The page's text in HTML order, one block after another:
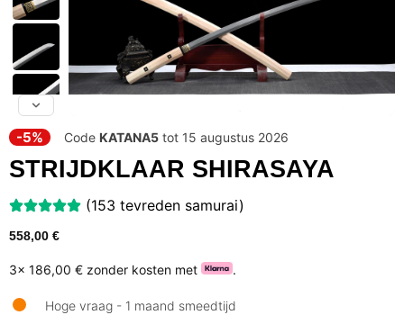
-5% Code KATANA5 tot 15 augustus 2026
STRIJDKLAAR SHIRASAYA
(153 tevreden samurai)
558,00 €
3x 186,00 € zonder kosten met .
Hoge vraag - 1 maand smeedtijd